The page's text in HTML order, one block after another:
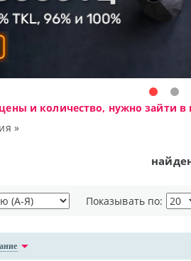
и количество, нужно зайти в
»
Показывать по: